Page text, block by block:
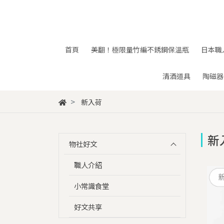
首頁 美翻！極限量竹編不銹鋼保溫瓶 日本
清酒道具 陶磁
新入荷
物社好文
職人介紹
小常識食堂
好文共享
新